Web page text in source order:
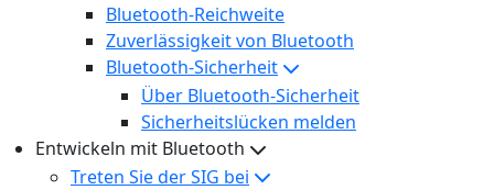
Bluetooth-Reichweite
Zuverlässigkeit von Bluetooth
Bluetooth-Sicherheit
Über Bluetooth-Sicherheit
Sicherheitslücken melden
Entwickeln mit Bluetooth
Treten Sie der SIG bei